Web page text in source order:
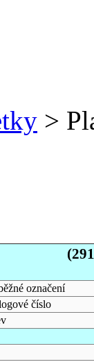
>
označení
číslo